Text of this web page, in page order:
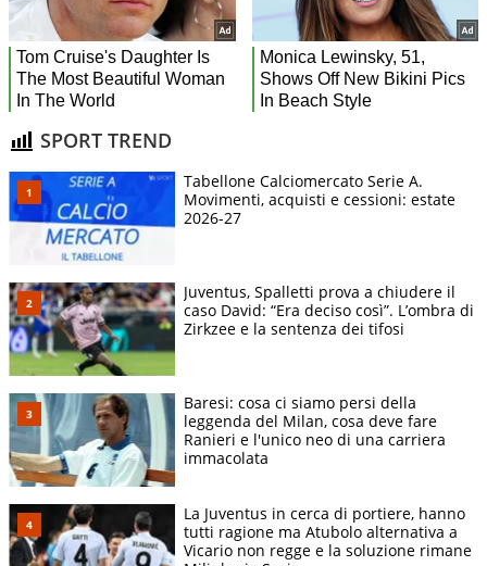
SPORT TREND
Tabellone Calciomercato Serie A.
Movimenti, acquisti e cessioni: estate
2026-27
Juventus, Spalletti prova a chiudere il
caso David: “Era deciso così”. L’ombra di
Zirkzee e la sentenza dei tifosi
Baresi: cosa ci siamo persi della
leggenda del Milan, cosa deve fare
Ranieri e l'unico neo di una carriera
immacolata
La Juventus in cerca di portiere, hanno
tutti ragione ma Atubolo alternativa a
Vicario non regge e la soluzione rimane